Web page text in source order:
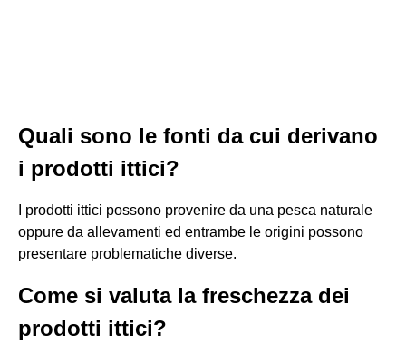
Quali sono le fonti da cui derivano
i prodotti ittici?
I prodotti ittici possono provenire da una pesca naturale
oppure da allevamenti ed entrambe le origini possono
presentare problematiche diverse.
Come si valuta la freschezza dei
prodotti ittici?